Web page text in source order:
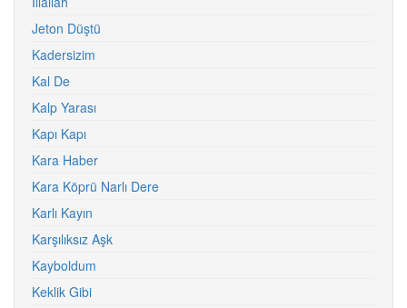
Jeton Düştü
Kadersizim
Kal De
Kalp Yarası
Kapı Kapı
Kara Haber
Kara Köprü Narlı Dere
Karlı Kayın
Karşılıksız Aşk
Kayboldum
Keklik Gibi